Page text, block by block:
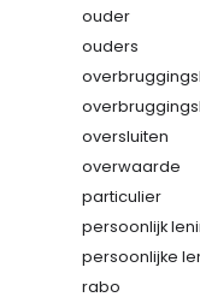
ouder
ouders
oversluiten
overwaarde
particulier
persoonlijk
persoonlijke
rabo